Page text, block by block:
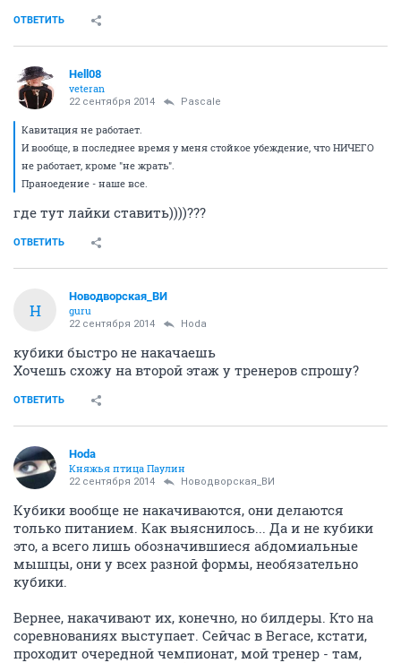
ОТВЕТИТЬ
Hell08
veteran
22 сентября 2014 Pascale
Кавитация не работает.
И вообще, в последнее время у меня стойкое убеждение, что НИЧЕГО
не работает, кроме "не жрать".
Праноедение - наше все.
где тут лайки ставить))))???
ОТВЕТИТЬ
Н
Новодворcкая_ВИ
guru
22 сентября 2014 Hoda
кубики быстро не накачаешь
Хочешь схожу на второй этаж у тренеров спрошу?
ОТВЕТИТЬ
Hoda
Княжья птица Паулин
22 сентября 2014 Новодворcкая_ВИ
Кубики вообще не накачиваются, они делаются
только питанием. Как выяснилось... Да и не кубики
это, а всего лишь обозначившиеся абдомиальные
мышцы, они у всех разной формы, необязательно
кубики.
Вернее, накачивают их, конечно, но билдеры. Кто на
соревнованиях выступает. Сейчас в Вегасе, кстати,
проходит очередной чемпионат, мой тренер - там,